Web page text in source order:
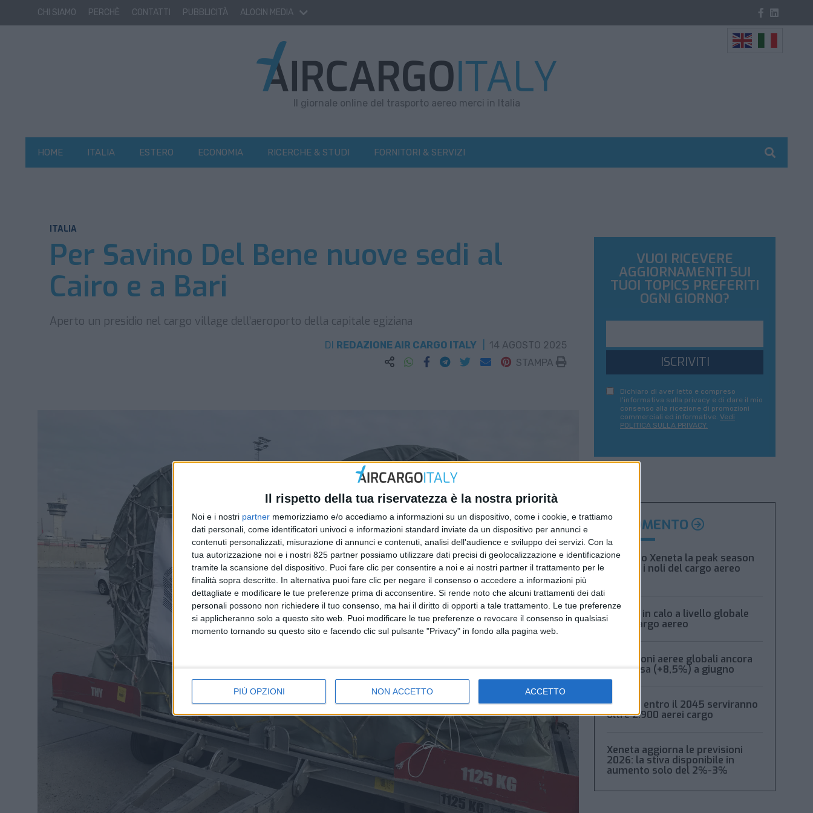
Il rispetto della tua riservatezza è la nostra priorità
Noi e i nostri partner memorizziamo e/o accediamo a informazioni su un dispositivo, come i cookie, e trattiamo
dati personali, come identificatori univoci e informazioni standard inviate da un dispositivo per annunci e
contenuti personalizzati, misurazione di annunci e contenuti, analisi dell'audience e sviluppo dei servizi. Con la
tua autorizzazione noi e i nostri 825 partner possiamo utilizzare dati precisi di geolocalizzazione e identificazione
tramite la scansione del dispositivo. Puoi fare clic per consentire a noi e ai nostri partner il trattamento per le
finalità sopra descritte. In alternativa puoi fare clic per negare il consenso o accedere a informazioni più
dettagliate e modificare le tue preferenze prima di acconsentire. Si rende noto che alcuni trattamenti dei dati
personali possono non richiedere il tuo consenso, ma hai il diritto di opporti a tale trattamento. Le tue preferenze
si applicheranno solo a questo sito web. Puoi modificare le tue preferenze o revocare il consenso in qualsiasi
momento tornando su questo sito e facendo clic sul pulsante "Privacy" in fondo alla pagina web.
PIÙ OPZIONI NON ACCETTO ACCETTO
CHI SIAMO PERCHÈ CONTATTI PUBBLICITÀ ALOCIN MEDIA
Il giornale online del trasporto aereo merci in Italia
HOME ITALIA ESTERO ECONOMIA RICERCHE & STUDI FORNITORI & SERVIZI
ITALIA
Per Savino Del Bene nuove sedi al
Cairo e a Bari
Aperto un presidio nel cargo village dell’aeroporto della capitale egiziana
DI REDAZIONE AIR CARGO ITALY
14 AGOSTO 2025
STAMPA
VUOI RICEVERE
AGGIORNAMENTI SUI
TUOI TOPICS PREFERITI
OGNI GIORNO?
ISCRIVITI
Dichiaro di aver letto e compreso
l'informativa sulla privacy e di dare il mio
consenso alla ricezione di promozioni
commerciali ed informative. Vedi
POLITICA SULLA PRIVACY.
ARGOMENTO
Secondo Xeneta la peak season
frena e i noli del cargo aereo
Volumi in calo a livello globale
per il cargo aereo
Spedizioni aeree globali ancora
in ripresa (+8,5%) a giugno
Boeing: entro il 2045 serviranno
oltre 2.900 aerei cargo
Xeneta aggiorna le previsioni
2026: la stiva disponibile in
aumento solo del 2%-3%